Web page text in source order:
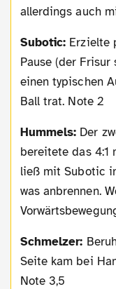
allerdings auch
Subotic: Erzielte
Pause (der
einen typischen
Ball trat. Note 2
Hummels: Der
bereitete das 4:1
ließ mit Subotic
was anbrennen.
Schmelzer:
Seite kam bei
Note 3,5